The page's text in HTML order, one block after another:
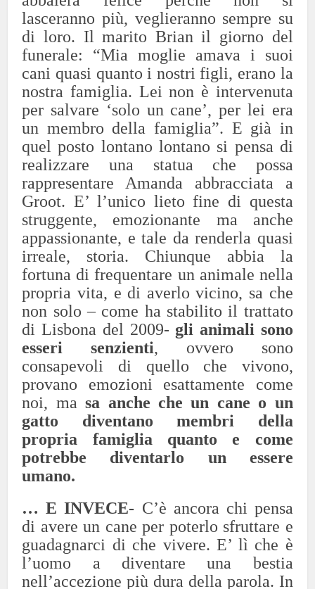
lasceranno più, veglieranno sempre su
di loro. Il marito Brian il giorno del
funerale: “Mia moglie amava i suoi
cani quasi quanto i nostri figli, erano la
nostra famiglia. Lei non è intervenuta
per salvare ‘solo un cane’, per lei era
un membro della famiglia”. E già in
quel posto lontano lontano si pensa di
realizzare una statua che possa
rappresentare Amanda abbracciata a
Groot. E’ l’unico lieto fine di questa
struggente, emozionante ma anche
appassionante, e tale da renderla quasi
irreale, storia. Chiunque abbia la
fortuna di frequentare un animale nella
propria vita, e di averlo vicino, sa che
non solo – come ha stabilito il trattato
di Lisbona del 2009- gli animali sono
esseri senzienti, ovvero sono
consapevoli di quello che vivono,
provano emozioni esattamente come
noi, ma sa anche che un cane o un
gatto diventano membri della
propria famiglia quanto e come
potrebbe diventarlo un essere
umano.
… E INVECE- C’è ancora chi pensa
di avere un cane per poterlo sfruttare e
guadagnarci di che vivere. E’ lì che è
l’uomo a diventare una bestia
nell’accezione più dura della parola. In